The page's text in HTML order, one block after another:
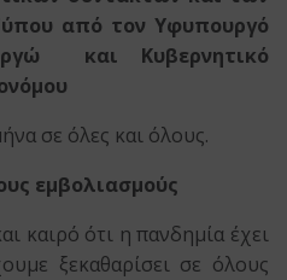
από τον Υφυπουργό
και Κυβερνητικό
σε όλες και όλους.
εμβολιασμούς
καιρό ότι η πανδημία έχει
ξεκαθαρίσει σε όλους